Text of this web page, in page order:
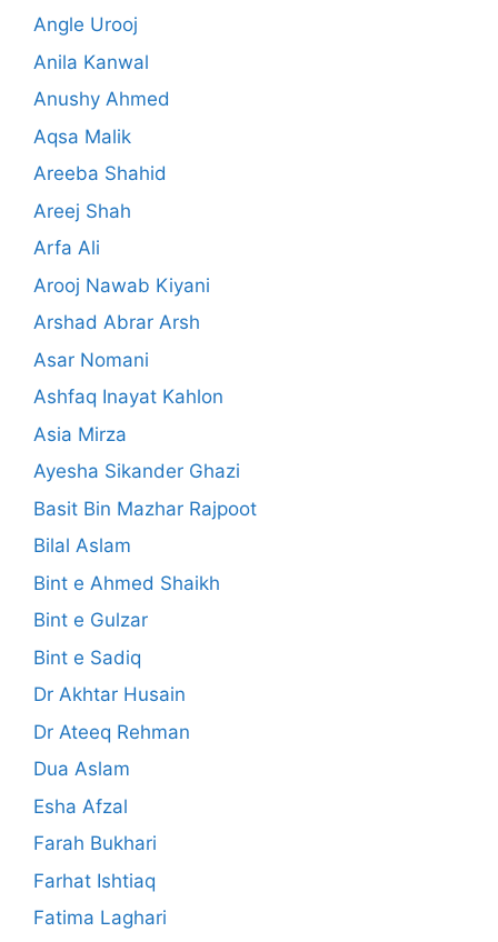
Angle Urooj
Anila Kanwal
Anushy Ahmed
Aqsa Malik
Areeba Shahid
Areej Shah
Arfa Ali
Arooj Nawab Kiyani
Arshad Abrar Arsh
Asar Nomani
Ashfaq Inayat Kahlon
Asia Mirza
Ayesha Sikander Ghazi
Basit Bin Mazhar Rajpoot
Bilal Aslam
Bint e Ahmed Shaikh
Bint e Gulzar
Bint e Sadiq
Dr Akhtar Husain
Dr Ateeq Rehman
Dua Aslam
Esha Afzal
Farah Bukhari
Farhat Ishtiaq
Fatima Laghari